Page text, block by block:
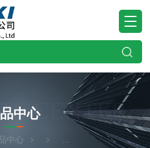
CENTER
中心
中心 ohnobellows大野贝洛